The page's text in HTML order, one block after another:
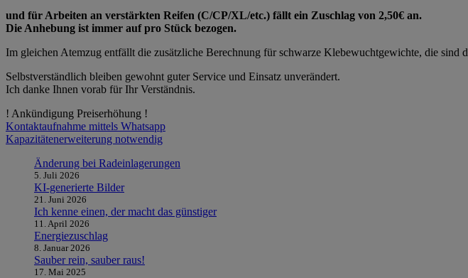
und für Arbeiten an verstärkten Reifen (C/CP/XL/etc.) fällt ein Zuschlag von 2,50€ an.
Die Anhebung ist immer auf pro Stück bezogen.
Im gleichen Atemzug entfällt die zusätzliche Berechnung für schwarze Klebewuchtgewichte, die sind
Selbstverständlich bleiben gewohnt guter Service und Einsatz unverändert.
Ich danke Ihnen vorab für Ihr Verständnis.
! Ankündigung Preiserhöhung !
Beitragsnavigation
Kontaktaufnahme mittels Whatsapp
Kapazitätenerweiterung notwendig
Änderung bei Radeinlagerungen
5. Juli 2026
KI-generierte Bilder
21. Juni 2026
Ich kenne einen, der macht das günstiger
11. April 2026
Energiezuschlag
8. Januar 2026
Sauber rein, sauber raus!
17. Mai 2025